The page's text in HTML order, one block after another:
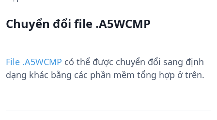
Chuyển đổi file .A5WCMP
File .A5WCMP có thể được chuyển đổi sang định
dạng khác bằng các phần mềm tổng hợp ở trên.